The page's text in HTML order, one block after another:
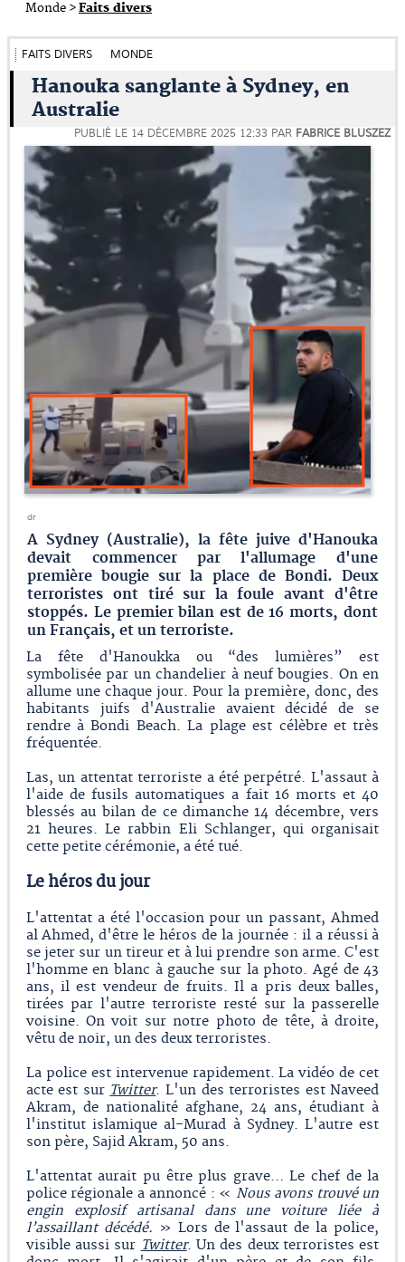
Monde >Faits divers
FAITS DIVERS MONDE
Hanouka sanglante à Sydney, en
Australie
PUBLIÉ LE 14 DÉCEMBRE 2025 12:33 PAR FABRICE BLUSZEZ
dr
A Sydney (Australie), la fête juive d'Hanouka
devait commencer par l'allumage d'une
première bougie sur la place de Bondi. Deux
terroristes ont tiré sur la foule avant d'être
stoppés. Le premier bilan est de 16 morts, dont
un Français, et un terroriste.
La fête d'Hanoukka ou “des lumières” est
symbolisée par un chandelier à neuf bougies. On en
allume une chaque jour. Pour la première, donc, des
habitants juifs d'Australie avaient décidé de se
rendre à Bondi Beach. La plage est célèbre et très
fréquentée.
Las, un attentat terroriste a été perpétré. L'assaut à
l'aide de fusils automatiques a fait 16 morts et 40
blessés au bilan de ce dimanche 14 décembre, vers
21 heures. Le rabbin Eli Schlanger, qui organisait
cette petite cérémonie, a été tué.
Le héros du jour
L'attentat a été l'occasion pour un passant, Ahmed
al Ahmed, d'être le héros de la journée : il a réussi à
se jeter sur un tireur et à lui prendre son arme. C'est
l'homme en blanc à gauche sur la photo. Agé de 43
ans, il est vendeur de fruits. Il a pris deux balles,
tirées par l'autre terroriste resté sur la passerelle
voisine. On voit sur notre photo de tête, à droite,
vêtu de noir, un des deux terroristes.
La police est intervenue rapidement. La vidéo de cet
acte est sur Twitter. L'un des terroristes est Naveed
Akram, de nationalité afghane, 24 ans, étudiant à
l'institut islamique al-Murad à Sydney. L'autre est
son père, Sajid Akram, 50 ans.
L'attentat aurait pu être plus grave… Le chef de la
police régionale a annoncé : «Nous avons trouvé un
engin explosif artisanal dans une voiture liée à
l’assaillant décédé. » Lors de l'assaut de la police,
visible aussi sur Twitter. Un des deux terroristes est